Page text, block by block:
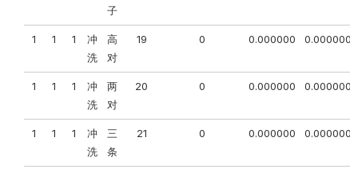
子
1 1 1
冲
洗
高
对
19 0 0.000000 0.000000
1 1 1
冲
洗
两
对
20 0 0.000000 0.000000
1 1 1
冲
洗
三
条
21 0 0.000000 0.000000